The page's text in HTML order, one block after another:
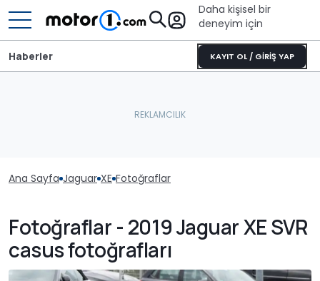
Daha kişisel bir
deneyim için
KAYIT OL / GİRİŞ YAP
Haberler
Ana Sayfa Jaguar XE Fotoğraflar
Fotoğraflar - 2019 Jaguar XE SVR
casus fotoğrafları